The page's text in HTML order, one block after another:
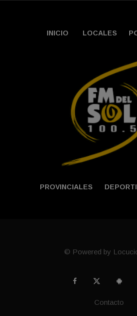
INICIO LOCALES
PROVINCIALES
© Powered by
Contacto